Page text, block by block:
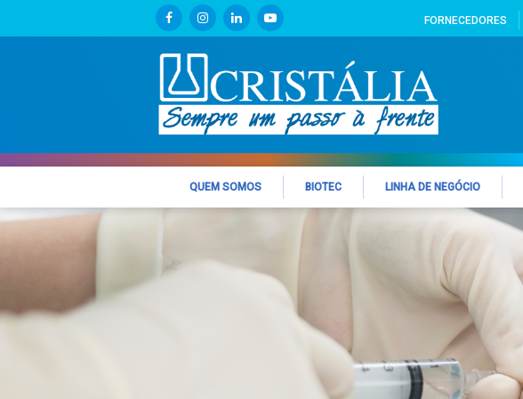
FORNECEDORES
QUEM SOMOS BIOTEC LINHA DE NEGÓCIO